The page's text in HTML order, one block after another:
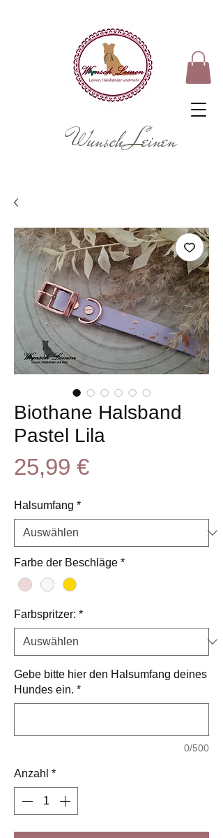
Wunsch Leinen
Biothane Halsband
Pastel Lila
25,99 €Preis
Halsumfang *
Farbe der Beschläge *
Farbspritzer: *
Gebe bitte hier den Halsumfang deines
Hundes ein. *
0/500
Anzahl *